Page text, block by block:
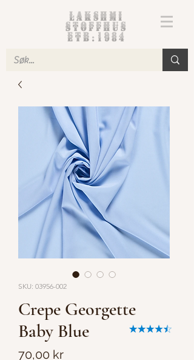
Lakshmi
Stoffhus
etb.1984
SKU: 03956-002
Crepe Georgette
Baby Blue
70,00 krPris